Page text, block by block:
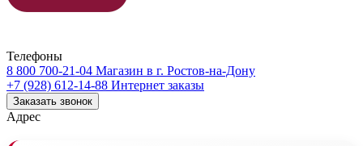
Телефоны
8 800 700-21-04 Магазин в г. Ростов-на-Дону
+7 (928) 612-14-88 Интернет заказы
Заказать звонок
Адрес